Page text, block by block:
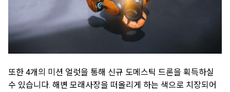
또한 4개의 미션 얼럿을 통해 신규 도메스틱 드론을 획득하실
수 있습니다. 해변 모래사장을 떠올리게 하는 색으로 치장되어